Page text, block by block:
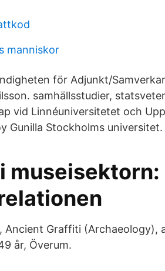
manniskor
för Adjunkt/
samhällsstudier,
vid Linnéuniversitetet och
Gunilla Stockholms universitet.
Ancient Graffiti (Archaeology),
år, Överum.